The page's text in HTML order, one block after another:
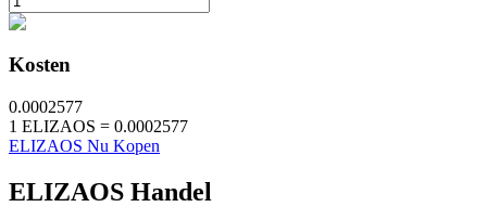
Door crypto ondersteunde leenservice
Kosten
0.0002577
1 ELIZAOS = 0.0002577
ELIZAOS Nu Kopen
ELIZAOS Handel